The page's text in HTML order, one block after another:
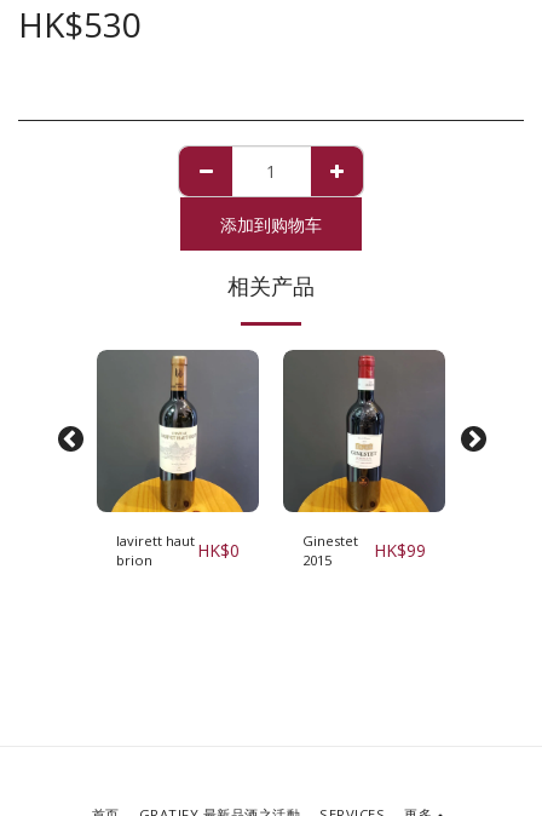
HK$530
添加到购物车
相关产品
lavirett haut
brion
HK$0
Ginestet
2015
HK$99